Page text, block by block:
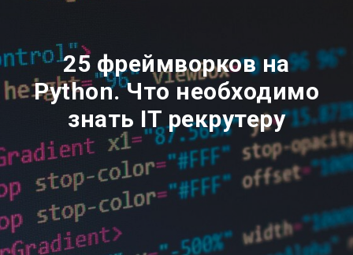
25 фреймворков на
Python. Что необходимо
знать IT рекрутеру